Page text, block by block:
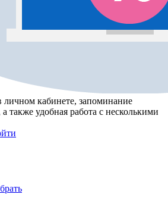
личном кабинете, запоминание
а также удобная работа с несколькими